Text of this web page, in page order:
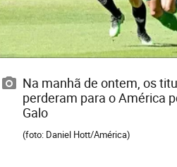
Na manhã de ontem, os
perderam para o América
Galo
(foto: Daniel Hott/América)